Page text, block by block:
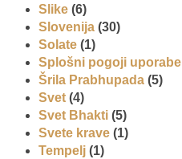
Slike (6)
Slovenija (30)
Solate (1)
Splošni pogoji uporabe
Šrila Prabhupada (5)
Svet (4)
Svet Bhakti (5)
Svete krave (1)
Tempelj (1)